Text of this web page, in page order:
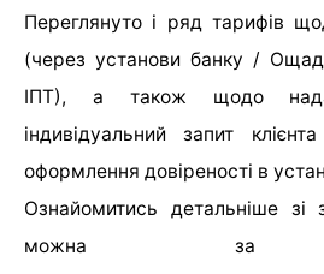
Переглянуто і ряд тарифів
(через установи банку /
ІПТ), а також щодо
індивідуальний запит
оформлення довіреності в
Ознайомитись детальніше зі
можна за